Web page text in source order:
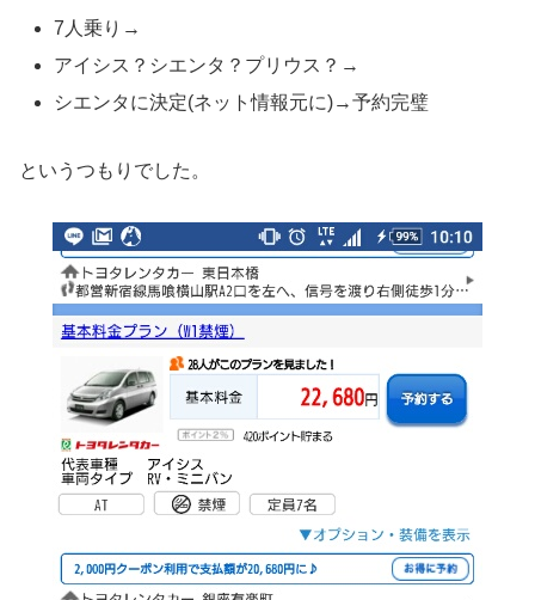
7人乗り→
アイシス？シエンタ？プリウス？→
シエンタに決定(ネット情報元に)→予約完璧
というつもりでした。